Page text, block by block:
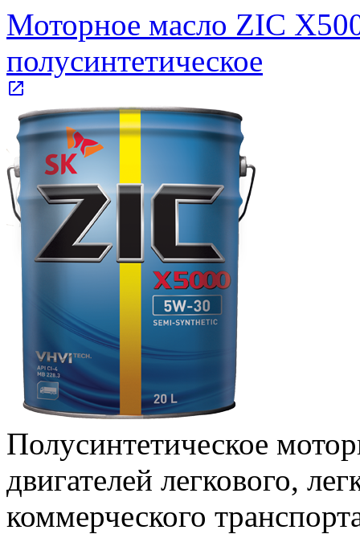
Моторное масло ZIC
полусинтетическое
Полусинтетическое
двигателей легкового,
коммерческого